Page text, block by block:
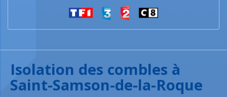
Isolation des combles à
Saint-Samson-de-la-Roque